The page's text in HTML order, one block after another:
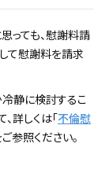
っても、慰謝料請
て慰謝料を請求
静に検討するこ
詳しくは「不倫慰
ご参照ください。